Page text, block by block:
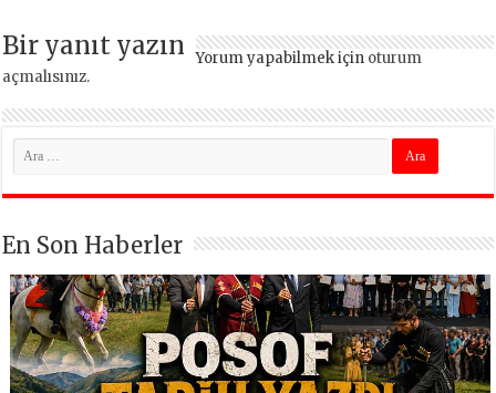
Bir yanıt yazın Yorum yapabilmek için oturum
açmalısınız.
En Son Haberler